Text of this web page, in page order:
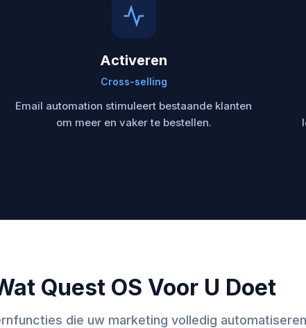
Activeren
Cross-selling
Email automation stimuleert bestaande klanten
om meer en vaker te bestellen.
Quest OS Voor U Doet
die uw marketing volledig automatiseren